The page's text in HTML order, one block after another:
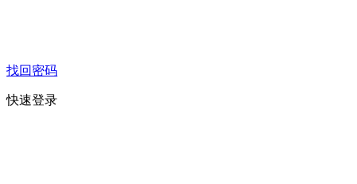
找回密码
快速登录